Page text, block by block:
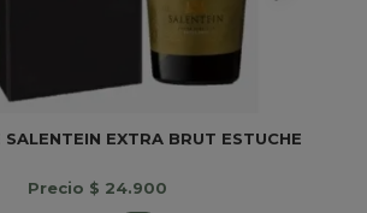
SALENTEIN EXTRA BRUT ESTUCHE
Precio $ 24.900